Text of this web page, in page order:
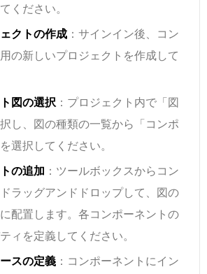
ください。
クトの作成 ：サインイン後、コン
の新しいプロジェクトを作成して
図の選択 ：プロジェクト内で「図
し、図の種類の一覧から「コンポ
選択してください。
の追加 ：ツールボックスからコン
ラッグアンドドロップして、図の
配置します。各コンポーネントの
ィを定義してください。
スの定義 ：コンポーネントにイン